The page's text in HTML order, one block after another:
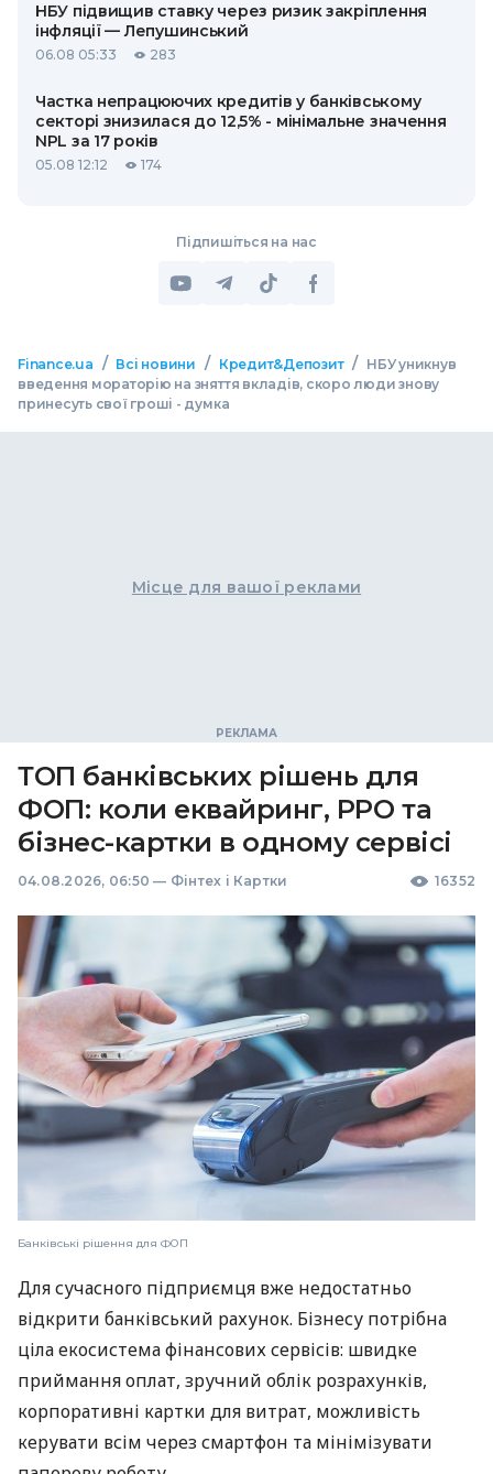
НБУ підвищив ставку через ризик закріплення
інфляції — Лепушинський
06.08 05:33 283
Частка непрацюючих кредитів у банківському
секторі знизилася до 12,5% - мінімальне значення
NPL за 17 років
05.08 12:12 174
Підпишіться на нас
Finance.ua / Всі новини / Кредит&Депозит / НБУ уникнув
введення мораторію на зняття вкладів, скоро люди знову
принесуть свої гроші - думка
Місце для вашої реклами
ТОП банківських рішень для
ФОП: коли еквайринг, РРО та
бізнес-картки в одному сервісі
04.08.2026, 06:50 — Фінтех і Картки 16352
Банківські рішення для ФОП
Для сучасного підприємця вже недостатньо
відкрити банківський рахунок. Бізнесу потрібна
ціла екосистема фінансових сервісів: швидке
приймання оплат, зручний облік розрахунків,
корпоративні картки для витрат, можливість
керувати всім через смартфон та мінімізувати